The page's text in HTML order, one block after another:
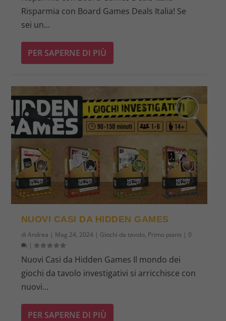
Risparmia con Board Games Deals Italia! Se
sei un...
PER SAPERNE DI PIÙ
NUOVI CASI DA HIDDEN GAMES
di Andrea | Mag 24, 2024| Giochi da tavolo, Primo piano| 0
|
Nuovi Casi da Hidden Games Il mondo dei
giochi da tavolo investigativi si arricchisce con
nuovi...
PER SAPERNE DI PIÙ